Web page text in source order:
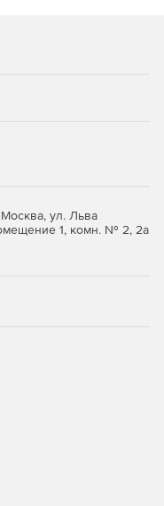
ул. Льва
1, комн. № 2, 2а